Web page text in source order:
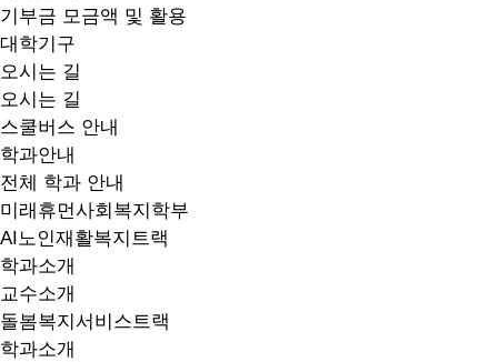
기부금 모금액 및 활용
대학기구
오시는 길
오시는 길
스쿨버스 안내
학과안내
전체 학과 안내
미래휴먼사회복지학부
AI노인재활복지트랙
학과소개
교수소개
돌봄복지서비스트랙
학과소개